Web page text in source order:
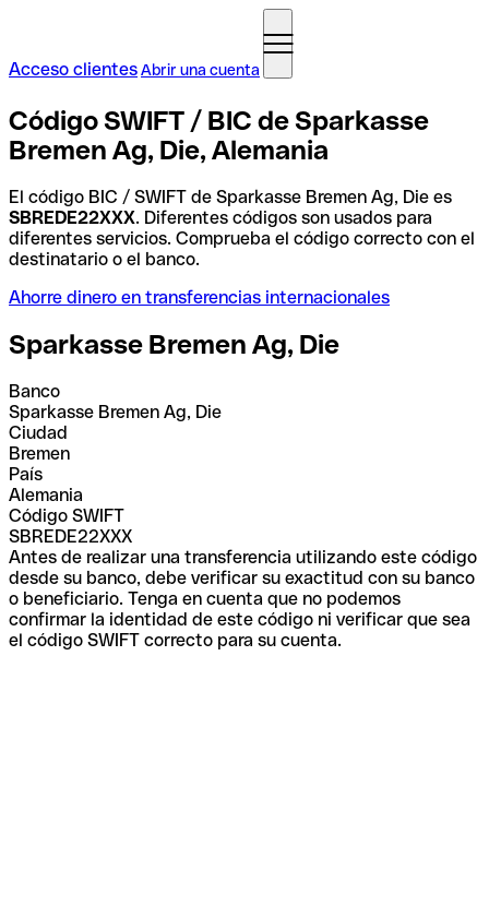
Acceso clientesAbrir una cuenta
Código SWIFT / BIC de Sparkasse
Bremen Ag, Die, Alemania
El código BIC / SWIFT de Sparkasse Bremen Ag, Die es
SBREDE22XXX. Diferentes códigos son usados para
diferentes servicios. Comprueba el código correcto con el
destinatario o el banco.
Ahorre dinero en transferencias internacionales
Sparkasse Bremen Ag, Die
Banco
Sparkasse Bremen Ag, Die
Ciudad
Bremen
País
Alemania
Código SWIFT
SBREDE22XXX
Antes de realizar una transferencia utilizando este código
desde su banco, debe verificar su exactitud con su banco
o beneficiario. Tenga en cuenta que no podemos
confirmar la identidad de este código ni verificar que sea
el código SWIFT correcto para su cuenta.